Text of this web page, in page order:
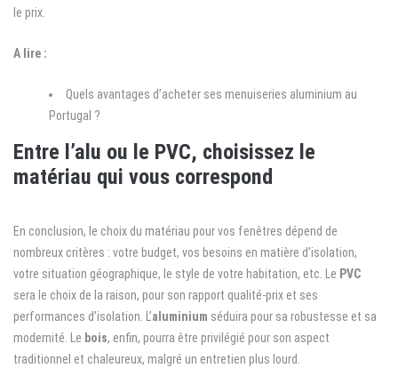
le prix.
A lire :
Quels avantages d’acheter ses menuiseries aluminium au
Portugal ?
Entre l’alu ou le PVC, choisissez le
matériau qui vous correspond
En conclusion, le choix du matériau pour vos fenêtres dépend de
nombreux critères : votre budget, vos besoins en matière d’isolation,
votre situation géographique, le style de votre habitation, etc. Le PVC
sera le choix de la raison, pour son rapport qualité-prix et ses
performances d’isolation. L’aluminium séduira pour sa robustesse et sa
modernité. Le bois, enfin, pourra être privilégié pour son aspect
traditionnel et chaleureux, malgré un entretien plus lourd.